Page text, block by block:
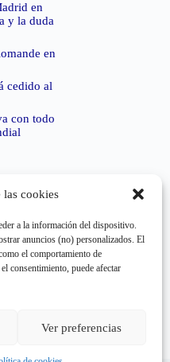
las cookies
a la información del dispositivo.
anuncios (no) personalizados. El
el comportamiento de
consentimiento, puede afectar
Ver preferencias
en
y la duda
en
cedido al
con todo
code